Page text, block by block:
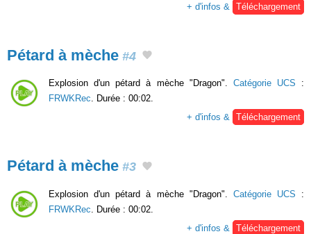
+ d'infos &
Téléchargement
Pétard à mèche #4
Explosion d'un pétard à mèche "Dragon". Catégorie UCS :
FRWKRec. Durée : 00:02.
+ d'infos & Téléchargement
Pétard à mèche #3
Explosion d'un pétard à mèche "Dragon". Catégorie UCS :
FRWKRec . Durée : 00:02.
+ d'infos &
Téléchargement